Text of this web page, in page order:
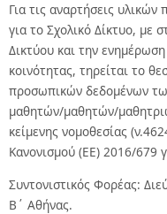
Για τις αναρτήσεις
για το Σχολικό Δίκτυο, με
Δικτύου και την
κοινότητας, τηρείται το
προσωπικών δεδομένων
μαθητών/μαθητών/
κείμενης νομοθεσίας
Κανονισμού (ΕΕ) 2016/679
Συντονιστικός Φορέας:
Β΄ Αθήνας.